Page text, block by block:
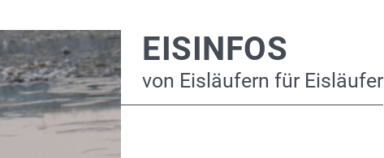
EISINFOS
von Eisläufern für Eisläufer